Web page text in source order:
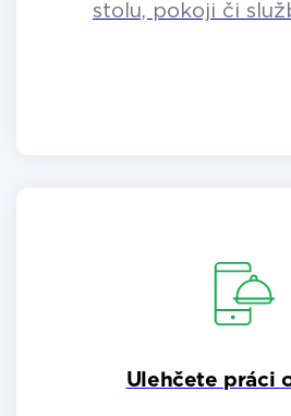
stolu, pokoji či
Ulehčete práci